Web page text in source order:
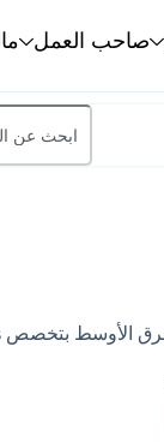
صاحب العمل